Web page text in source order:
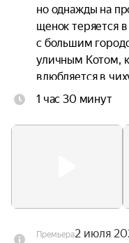
но однажды на
щенок теряется
с большим
уличным Котом,
влюбляется в
ведёт поиски
предстоит
1 час 30 минут
Премьера2 июля